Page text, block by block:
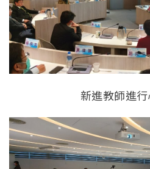
新進教師進